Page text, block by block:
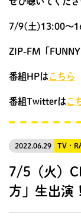
7/9(土)13:00〜
ZIP-FM「FUNNY
番組HPはこちら
番組Twitterはこ
2022.06.29 TV・
7/5（火）
方」生出演！